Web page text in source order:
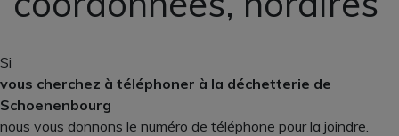
Si
vous cherchez à téléphoner à la déchetterie de
Schoenenbourg
nous vous donnons le numéro de téléphone pour la joindre.